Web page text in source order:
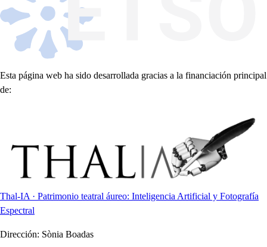
Esta página web ha sido desarrollada gracias a la financiación principal
de:
Thal-IA · Patrimonio teatral áureo: Inteligencia Artificial y Fotografía
Espectral
Dirección: Sònia Boadas